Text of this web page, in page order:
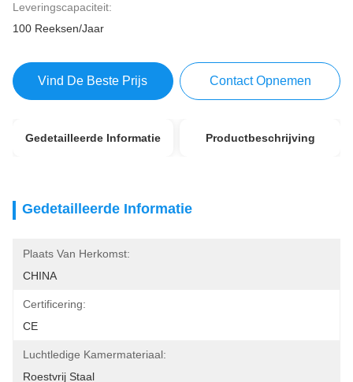
Leveringscapaciteit:
100 Reeksen/Jaar
Vind De Beste Prijs Contact Opnemen
Gedetailleerde Informatie Productbeschrijving
Gedetailleerde Informatie
Plaats Van Herkomst:
CHINA
Certificering:
CE
Luchtledige Kamermateriaal:
Roestvrij Staal